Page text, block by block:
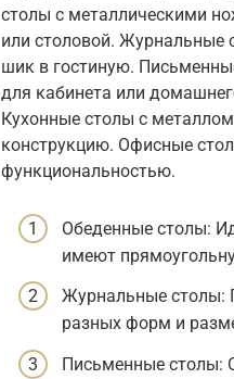
столы с металлическими
или столовой. Журнальные
шик в гостиную.
для кабинета или
Кухонные столы с
конструкцию. Офисные
функциональностью.
Обеденные столы:
имеют
Журнальные столы:
разных форм и
Письменные столы: